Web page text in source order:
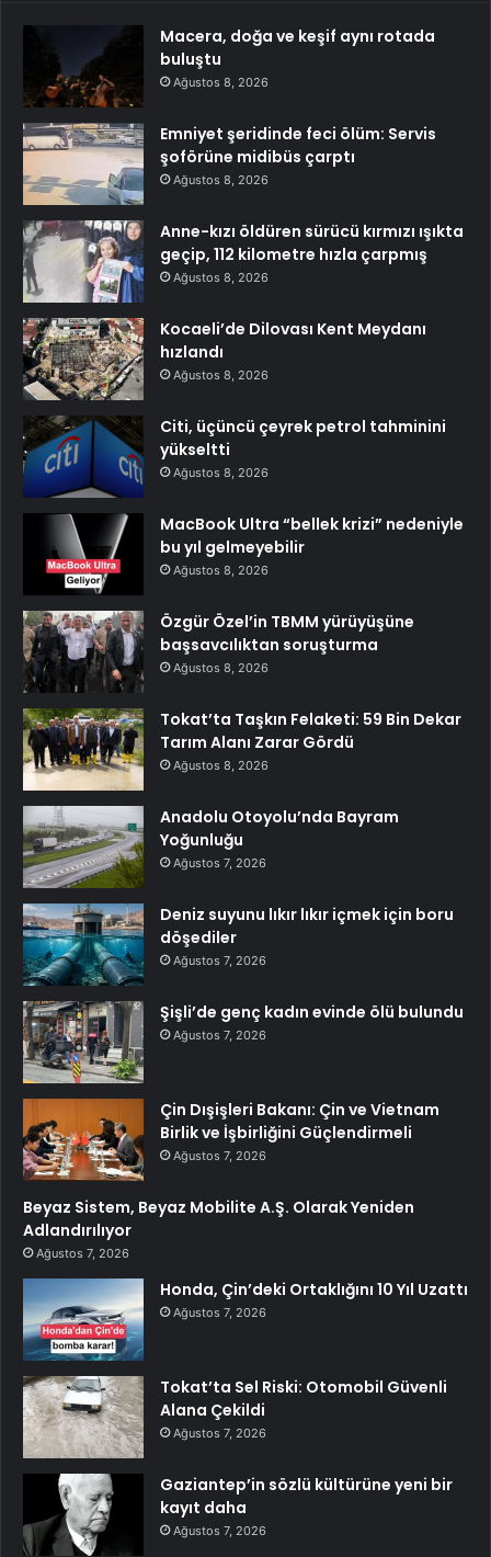
Macera, doğa ve keşif aynı rotada
buluştu
Ağustos 8, 2026
Emniyet şeridinde feci ölüm: Servis
şoförüne midibüs çarptı
Ağustos 8, 2026
Anne-kızı öldüren sürücü kırmızı ışıkta
geçip, 112 kilometre hızla çarpmış
Ağustos 8, 2026
Kocaeli’de Dilovası Kent Meydanı
hızlandı
Ağustos 8, 2026
Citi, üçüncü çeyrek petrol tahminini
yükseltti
Ağustos 8, 2026
MacBook Ultra “bellek krizi” nedeniyle
bu yıl gelmeyebilir
Ağustos 8, 2026
Özgür Özel’in TBMM yürüyüşüne
başsavcılıktan soruşturma
Ağustos 8, 2026
Tokat’ta Taşkın Felaketi: 59 Bin Dekar
Tarım Alanı Zarar Gördü
Ağustos 8, 2026
Anadolu Otoyolu’nda Bayram
Yoğunluğu
Ağustos 7, 2026
Deniz suyunu lıkır lıkır içmek için boru
döşediler
Ağustos 7, 2026
Şişli’de genç kadın evinde ölü bulundu
Ağustos 7, 2026
Çin Dışişleri Bakanı: Çin ve Vietnam
Birlik ve İşbirliğini Güçlendirmeli
Ağustos 7, 2026
Beyaz Sistem, Beyaz Mobilite A.Ş. Olarak Yeniden
Adlandırılıyor
Ağustos 7, 2026
Honda, Çin’deki Ortaklığını 10 Yıl Uzattı
Ağustos 7, 2026
Tokat’ta Sel Riski: Otomobil Güvenli
Alana Çekildi
Ağustos 7, 2026
Gaziantep’in sözlü kültürüne yeni bir
kayıt daha
Ağustos 7, 2026